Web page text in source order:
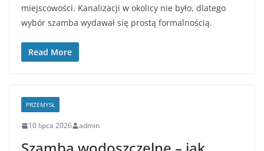
miejscowości. Kanalizacji w okolicy nie było, dlatego
wybór szamba wydawał się prostą formalnością.
Read More
PRZEMYSŁ
10 lipca 2026 admin